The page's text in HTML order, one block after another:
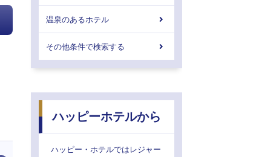
温泉のあるホテル
その他条件で検索する
ハッピーホテルから
ハッピー・ホテルではレジャー